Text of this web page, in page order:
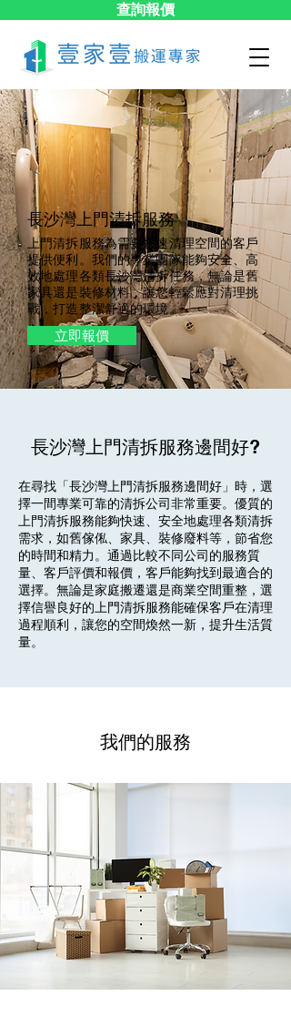
查詢報價
長沙灣上門清拆服務
上門清拆服務為需要快速清理空間的客戶
提供便利。我們的專業團隊能夠安全、高
效地處理各類長沙灣清拆任務，無論是舊
家具還是裝修材料，讓您輕鬆應對清理挑
戰，打造整潔舒適的環境。
立即報價
長沙灣上門清拆服務邊間好?
在尋找「長沙灣上門清拆服務邊間好」時，選
擇一間專業可靠的清拆公司非常重要。優質的
上門清拆服務能夠快速、安全地處理各類清拆
需求，如舊傢俬、家具、裝修廢料等，節省您
的時間和精力。通過比較不同公司的服務質
量、客戶評價和報價，客戶能夠找到最適合的
選擇。無論是家庭搬遷還是商業空間重整，選
擇信譽良好的上門清拆服務能確保客戶在清理
過程順利，讓您的空間煥然一新，提升生活質
量。
我們的服務